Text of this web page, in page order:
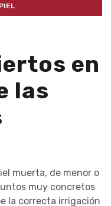
en
las
muerta, de menor o
muy concretos
la correcta irrigación